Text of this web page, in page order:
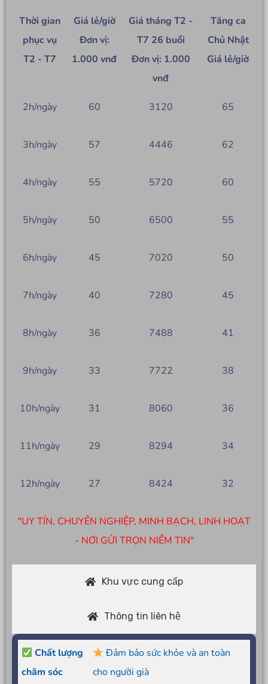
Thời gian
phục vụ
T2 - T7
Giá lẻ/giờ
Đơn vị:
1.000 vnđ
Giá tháng T2 -
T7 26 buổi
Đơn vị: 1.000
vnđ
Tăng ca
Chủ Nhật
Giá lẻ/giờ
2h/ngày 60 3120 65
3h/ngày 57 4446 62
4h/ngày 55 5720 60
5h/ngày 50 6500 55
6h/ngày 45 7020 50
7h/ngày 40 7280 45
8h/ngày 36 7488 41
9h/ngày 33 7722 38
10h/ngày 31 8060 36
11h/ngày 29 8294 34
12h/ngày 27 8424 32
"UY TÍN, CHUYÊN NGHIỆP, MINH BẠCH, LINH HOẠT
- NƠI GỬI TRỌN NIỀM TIN"
Khu vực cung cấp
Thông tin liên hệ
Chất lượng
chăm sóc
Đảm bảo sức khỏe và an toàn
cho người già